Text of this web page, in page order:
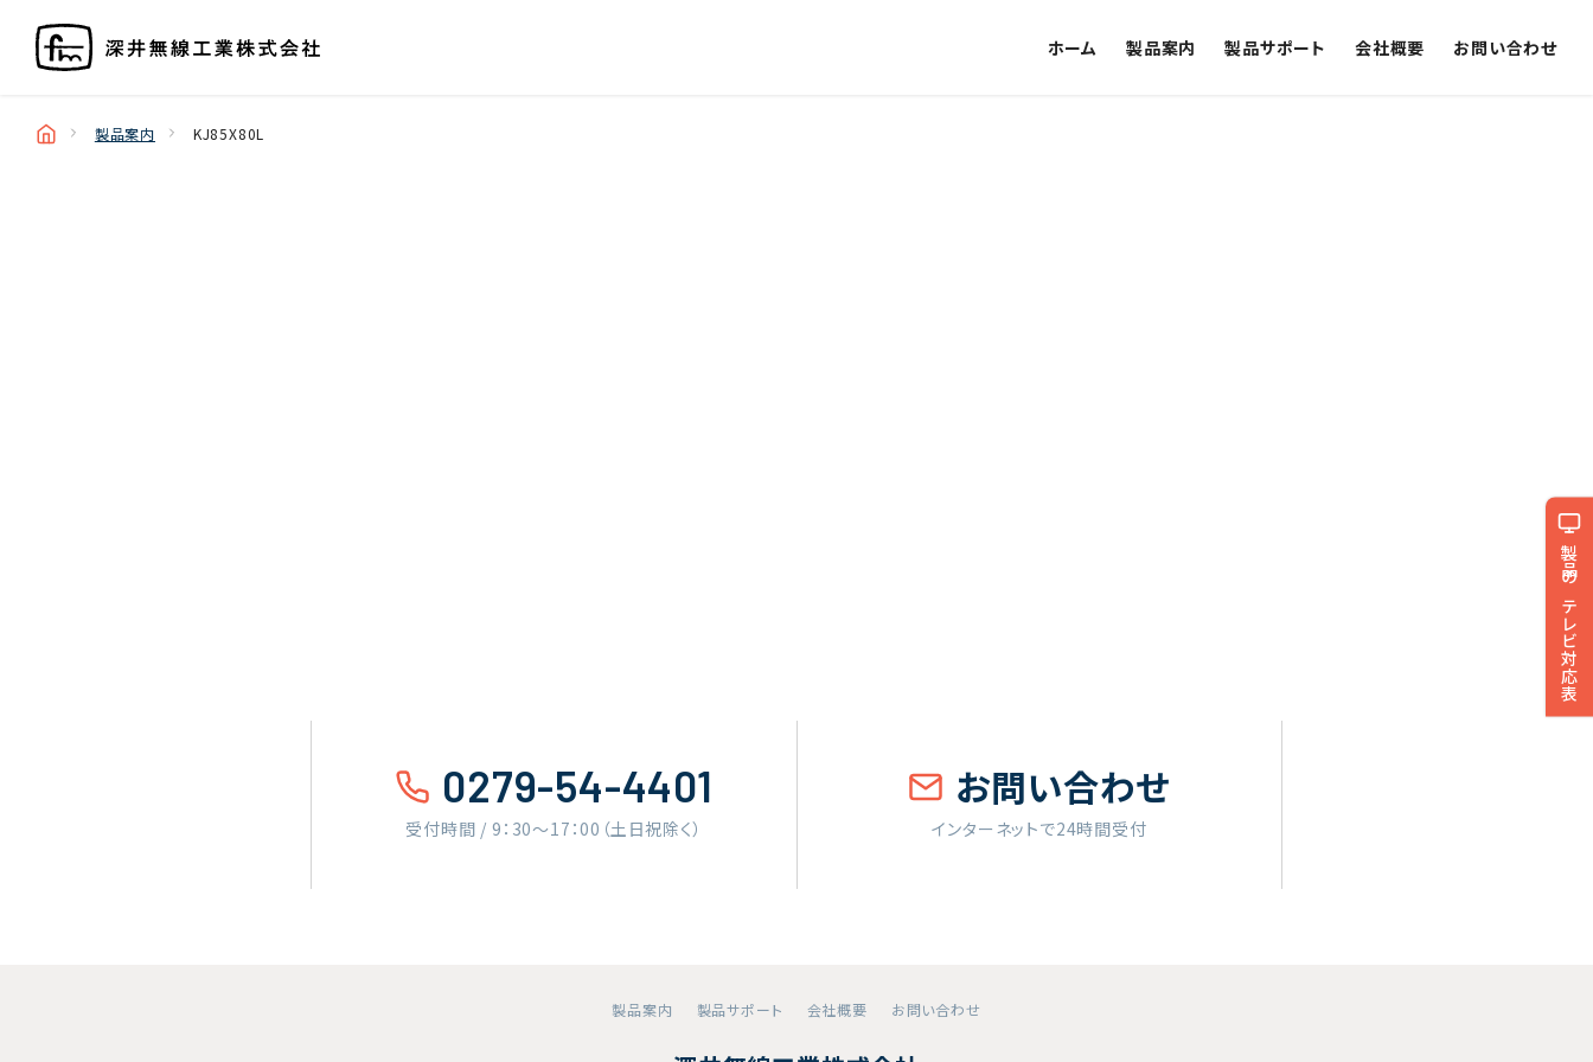
製品のテレビ対応表
ホーム 製品案内 製品サポート 会社概要 お問い合わせ
製品案内 KJ85X80L
0279-54-4401
受付時間 / 9：30〜17：00（土日祝除く）
お問い合わせ
インターネットで24時間受付
製品案内 製品サポート 会社概要 お問い合わせ